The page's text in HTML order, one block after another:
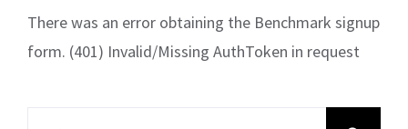
There was an error obtaining the Benchmark signup
form. (401) Invalid/Missing AuthToken in request